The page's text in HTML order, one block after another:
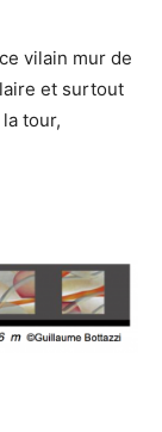
vilain mur de
et surtout
tour,